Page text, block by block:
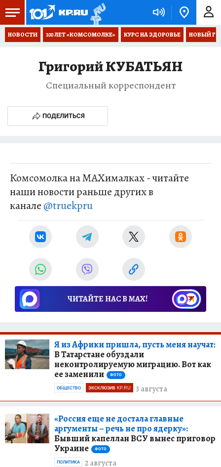
НОВОСТИ 100 ЛЕТ «КОМСОМОЛКЕ» КУРС НА ЗДОРОВЬЕ НОВЫЙ
Григорий КУБАТЬЯН
Специальный корреспондент
ПОДЕЛИТЬСЯ
Комсомолка на MAXималках - читайте
наши новости раньше других в
канале @truekpru
ЧИТАЙТЕ НАС В МАХ!
Я из Африки пришла, пусть меня научат:
В Татарстане обуздали
неконтролируемую миграцию. Вот как
ее заменили
ФОТО
3 августа
ОБЩЕСТВО ЭКСКЛЮЗИВ KP.RU
«Россия еще не достала главные
аргументы – речь не про ядерку»:
Бывший капеллан ВСУ вынес приговор
Украине
ФОТО
2 августа
ПОЛИТИКА